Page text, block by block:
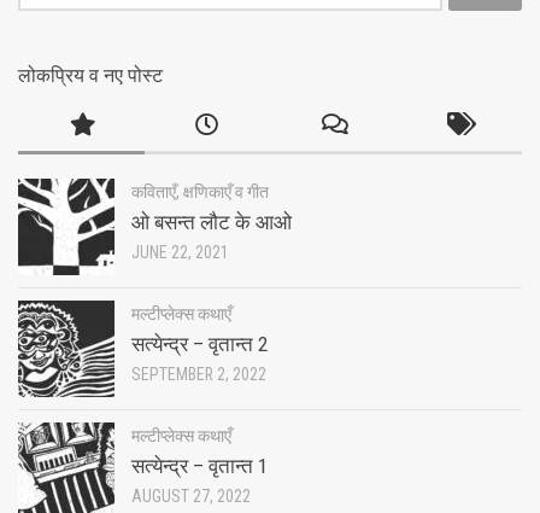
for:
लोकप्रिय व नए पोस्ट
कविताएँ, क्षणिकाएँ व गीत
ओ बसन्त लौट के आओ
JUNE 22, 2021
मल्टीप्लेक्स कथाएँ
सत्येन्द्र – वृतान्त 2
SEPTEMBER 2, 2022
मल्टीप्लेक्स कथाएँ
सत्येन्द्र – वृतान्त 1
AUGUST 27, 2022